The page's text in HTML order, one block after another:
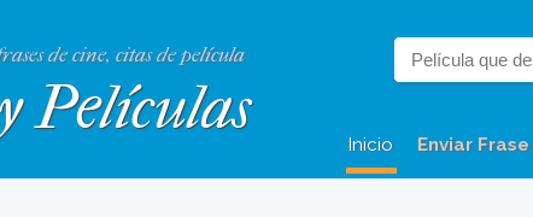
de cine, citas de película
Películas
Inicio Enviar Frase